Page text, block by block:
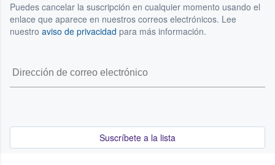
Puedes cancelar la suscripción en cualquier momento usando el
enlace que aparece en nuestros correos electrónicos. Lee
nuestro aviso de privacidad para más información.
Suscríbete a la lista